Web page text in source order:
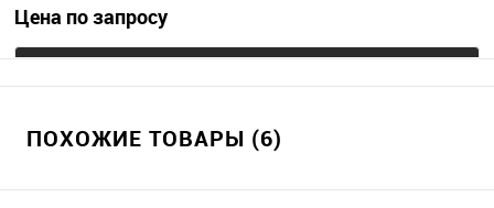
Цена по запросу
В избранное
ПОХОЖИЕ ТОВАРЫ (6)